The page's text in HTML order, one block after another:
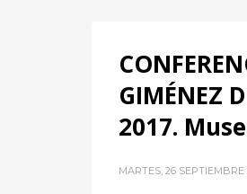
GIMÉNEZ
2017.
MARTES, 26 SEPTIEMBRE